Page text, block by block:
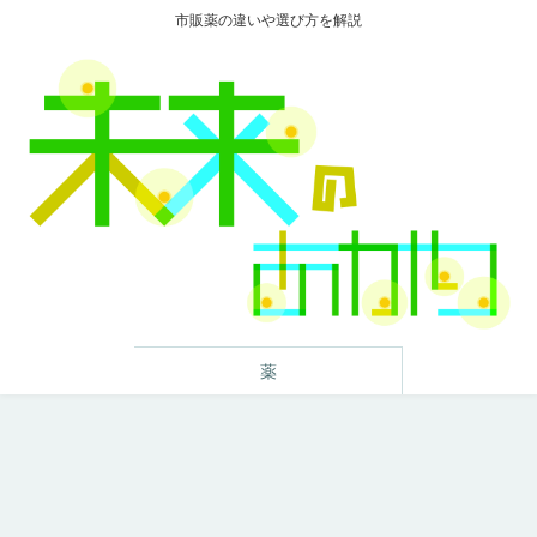
市販薬の違いや選び方を解説
薬